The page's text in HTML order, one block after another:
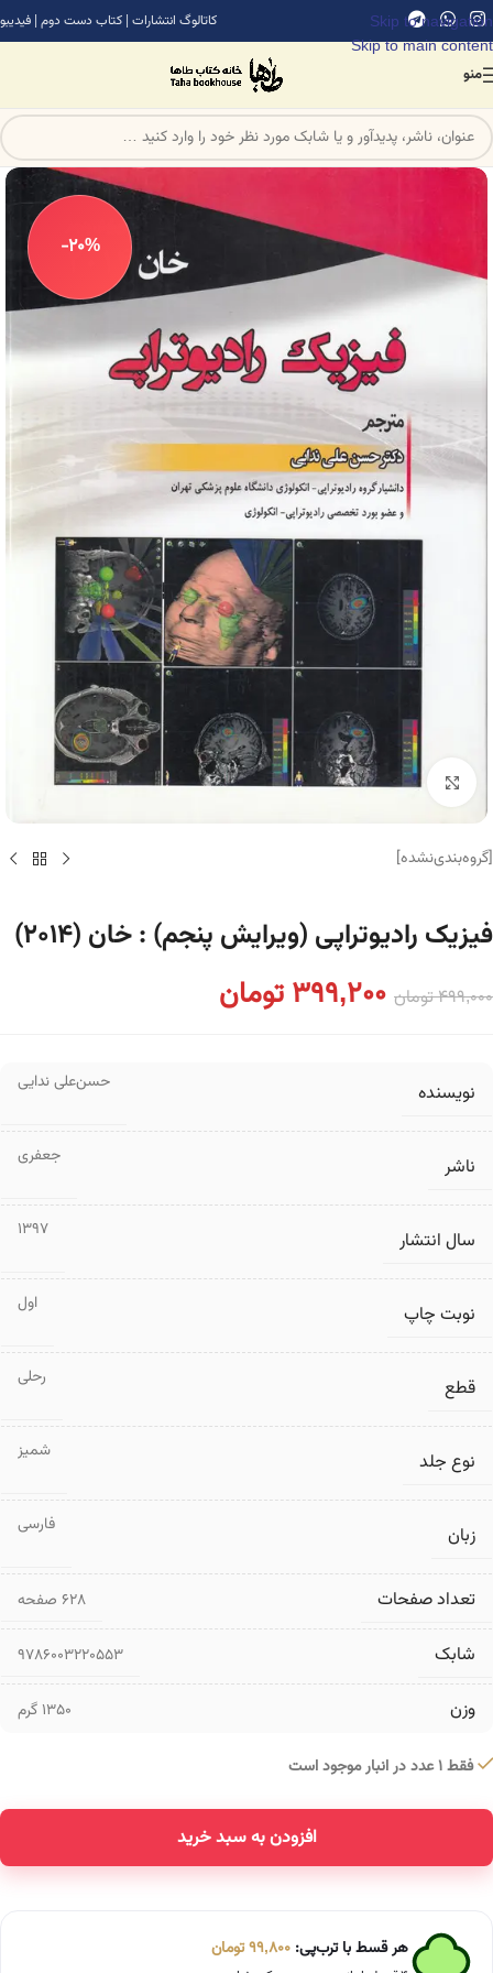
Skip to navigation
Skip to main content
کاتالوگ انتشارات | کتاب دست دوم | فیدیبو
منو
-20%
برای بزرگنمایی کلیک کنید
[گروه‌بندی‌نشده]
فیزیک رادیوتراپی (ویرایش پنجم) : خان (۲۰۱۴)
499,000تومان 399,200تومان
نویسنده حسن‌علی ندایی
ناشر جعفری
سال انتشار 1397
نوبت چاپ اول
قطع رحلی
نوع جلد شمیز
زبان فارسی
تعداد صفحات ۶۲۸ صفحه
شابک 9786003220553
وزن 1350 گرم
فقط 1 عدد در انبار موجود است
افزودن به سبد خرید
هر قسط با ترب‌پی: 99,800تومان